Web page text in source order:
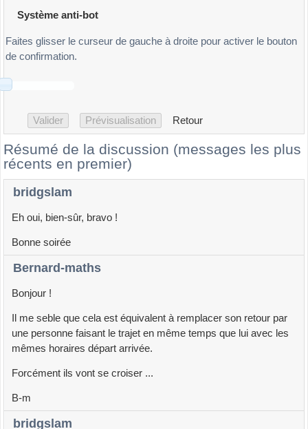
Système anti-bot
Faites glisser le curseur de gauche à droite pour activer le bouton
de confirmation.
Retour
Résumé de la discussion (messages les plus
récents en premier)
bridgslam
Eh oui, bien-sûr, bravo !
Bonne soirée
Bernard-maths
Bonjour !
Il me seble que cela est équivalent à remplacer son retour par
une personne faisant le trajet en même temps que lui avec les
mêmes horaires départ arrivée.
Forcément ils vont se croiser ...
B-m
bridgslam